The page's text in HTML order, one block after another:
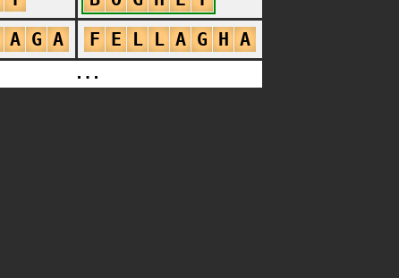
A G A F E L L A G H A
…